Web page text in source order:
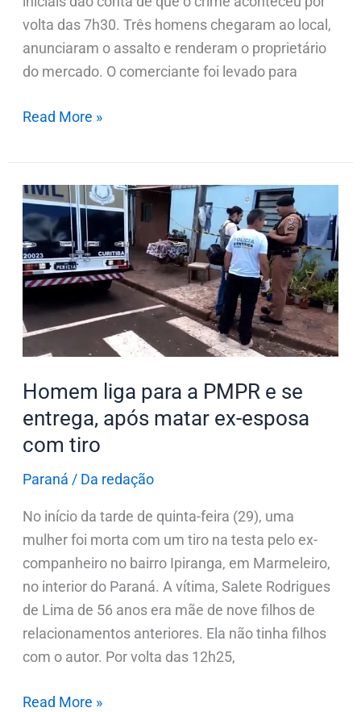
volta das 7h30. Três homens chegaram ao local,
anunciaram o assalto e renderam o proprietário
do mercado. O comerciante foi levado para
Read More »
Homem liga para a PMPR e se
entrega, após matar ex-esposa
com tiro
Paraná / Da redação
No início da tarde de quinta-feira (29), uma
mulher foi morta com um tiro na testa pelo ex-
companheiro no bairro Ipiranga, em Marmeleiro,
no interior do Paraná. A vítima, Salete Rodrigues
de Lima de 56 anos era mãe de nove filhos de
relacionamentos anteriores. Ela não tinha filhos
com o autor. Por volta das 12h25,
Homem
liga
para
a
PMPR
e
se
entrega,
após
ex-
esposa
com
Read More »